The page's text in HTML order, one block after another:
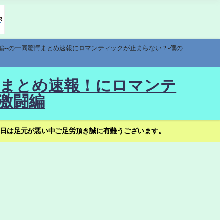
の一同驚愕まとめ速報にロマンティックが止まらない？-僕の
とめ速報！にロマンテ
闘編
足元が悪い中ご足労頂き誠に有難うございます。